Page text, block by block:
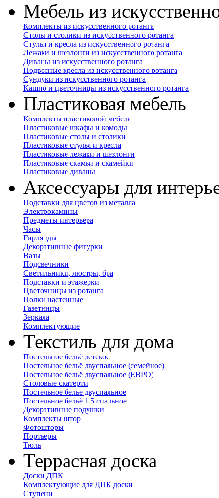
Мебель из
Комплекты из искусственного ротанга
Столы и столики из искусственного ротанга
Стулья и кресла из искусственного ротанга
Лежаки и шезлонги из искусственного ротанга
Диваны из искусственного ротанга
Подвесные кресла из искусственного ротанга
Сундуки из искусственного ротанга
Кашпо и цветочницы из искусственного ротанга
Пластиковая мебель
Комплекты пластиковой мебели
Пластиковые шкафы и комоды
Пластиковые столы и столики
Пластиковые стулья и кресла
Пластиковые лежаки и шезлонги
Пластиковые скамьи и скамейки
Пластиковые диваны
Аксессуары для
Подставки для цветов из металла
Электрокамины
Предметы интерьера
Часы
Гирлянды
Декоративные фигурки
Вазы
Подсвечники
Светильники, люстры, бра
Подставки и этажерки
Цветочницы из ротанга
Полки настенные
Газетницы
Зеркала
Комплектующие
Текстиль для дома
Постельное бельё детское
Постельное бельё двуспальное (семейное)
Постельное бельё двуспальное (ЕВРО)
Столовые скатерти
Постельное белье двуспальное
Постельное бельё 1.5 спальное
Декоративные подушки
Комплекты штор
Фотошторы
Портьеры
Тюль
Террасная доска
Доски ДПК
Комплектующие для ДПК доски
Ступени